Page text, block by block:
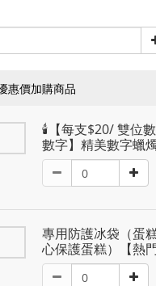
惠價加購商品
🕯️【每支$20/ 雙位
數字】精美數字蠟
專用防護冰袋（蛋
心保護蛋糕）【熱